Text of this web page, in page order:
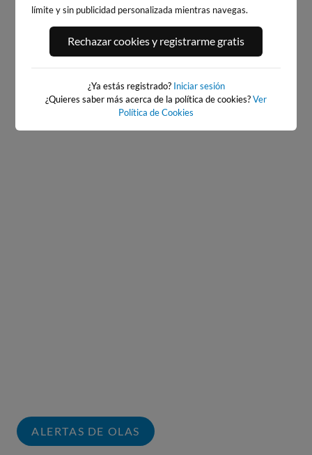
PORT ANDRATX
28km · Andratx
PLAYA DE SITGES
0.0 m CHOPI
ALERTAS DE OLAS
límite y sin publicidad personalizada mientras navegas.
Rechazar cookies y registrarme gratis
¿Ya estás registrado? Iniciar sesión
¿Quieres saber más acerca de la política de cookies?Ver
Política de Cookies